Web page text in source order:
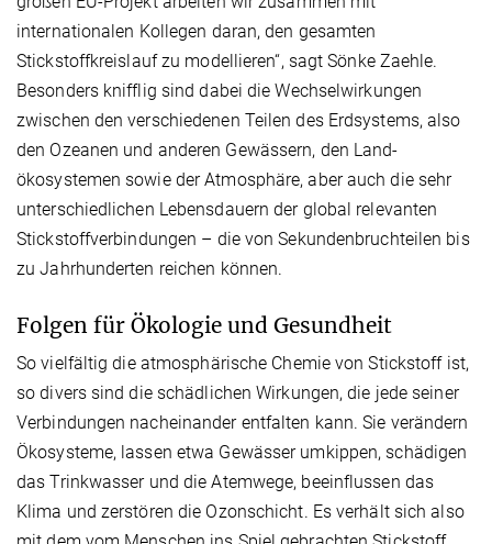
internationalen Kollegen daran, den gesamten
Stickstoffkreislauf zu modellieren“, sagt Sönke Zaehle.
Besonders knifflig sind dabei die Wechselwirkungen
zwischen den verschiedenen Teilen des Erdsystems, also
den Ozeanen und anderen Gewässern, den Land­
ökosystemen sowie der Atmosphäre, aber auch die sehr
unterschiedlichen Lebensdauern der global relevanten
Stickstoffverbindungen – die von Sekundenbruchteilen bis
zu Jahrhunderten reichen können.
Folgen für Ökologie und Gesundheit
So vielfältig die atmosphärische Chemie von Stickstoff ist,
so divers sind die schädlichen Wirkungen, die jede seiner
Verbindungen nacheinander entfalten kann. Sie verändern
Ökosysteme, lassen etwa Gewässer umkippen, schädigen
das Trinkwasser und die Atemwege, beeinflussen das
Klima und zerstören die Ozonschicht. Es verhält sich also